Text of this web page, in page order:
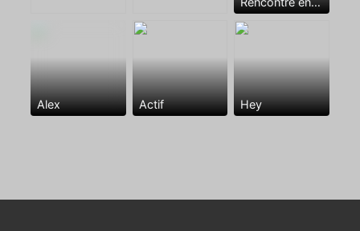
Alex Actif Hey